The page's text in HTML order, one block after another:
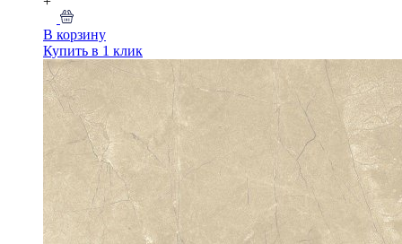
В корзину
Купить в 1 клик